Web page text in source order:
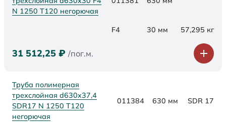
N 1250 Т120 негорючая
F4 30 мм 57,295 кг
31 512,25 ₽ /пог.м.
Труба полимерная
трехслойная d630x37,4
SDR17 N 1250 Т120
негорючая
011384 630 мм SDR 17